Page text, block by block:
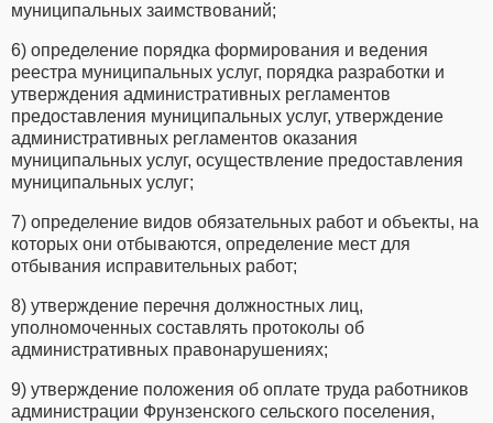
муниципальных заимствований;
6) определение порядка формирования и ведения
реестра муниципальных услуг, порядка разработки и
утверждения административных регламентов
предоставления муниципальных услуг, утверждение
административных регламентов оказания
муниципальных услуг, осуществление предоставления
муниципальных услуг;
7) определение видов обязательных работ и объекты, на
которых они отбываются, определение мест для
отбывания исправительных работ;
8) утверждение перечня должностных лиц,
уполномоченных составлять протоколы об
административных правонарушениях;
9) утверждение положения об оплате труда работников
администрации Фрунзенского сельского поселения,